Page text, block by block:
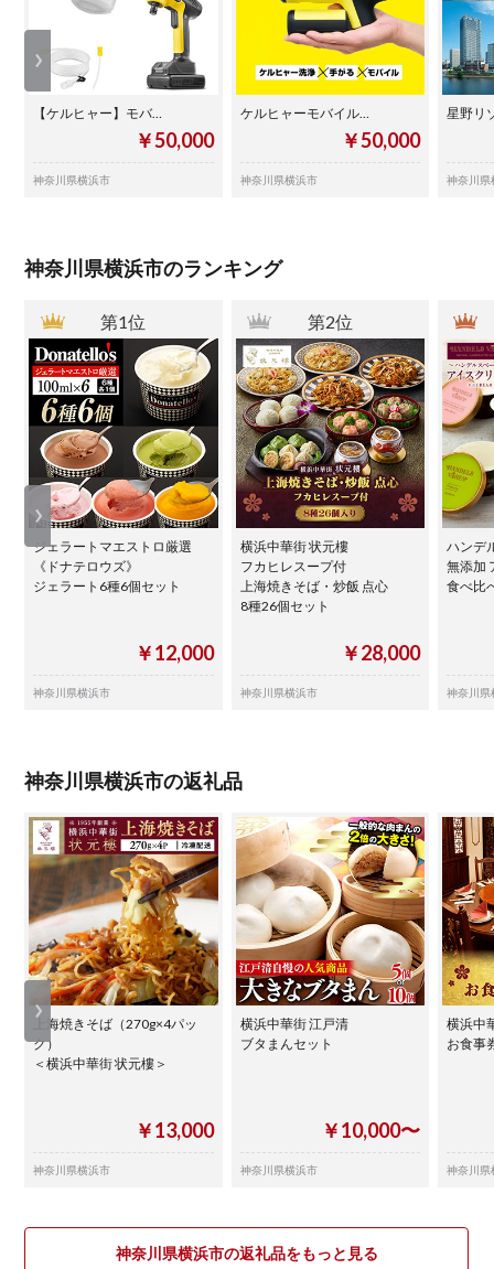
【ケルヒャー】モバ…
￥50,000
神奈川県横浜市
ケルヒャーモバイル…
￥50,000
神奈川県横浜市
星野リ
神奈川県
神奈川県横浜市のランキング
第1位
ジェラートマエストロ厳選
《ドナテロウズ》
ジェラート6種6個セット
￥12,000
神奈川県横浜市
第2位
横浜中華街 状元樓
フカヒレスープ付
上海焼きそば・炒飯 点心
8種26個セット
￥28,000
神奈川県横浜市
ハンデ
無添加
食べ比
神奈川県
神奈川県横浜市の返礼品
上海焼きそば（270g×4パッ
ク）
＜横浜中華街 状元樓＞
￥13,000
神奈川県横浜市
横浜中華街 江戸清
ブタまんセット
￥10,000〜
神奈川県横浜市
横浜中
お食
神奈川県
神奈川県横浜市の返礼品をもっと見る